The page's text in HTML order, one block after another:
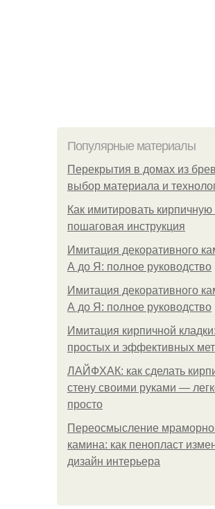
Популярные материалы
Перекрытия в домах из
выбор материала и
Как имитировать кирпичную
пошаговая инструкция
Имитация декоративного
А до Я: полное руководство
Имитация декоративного
А до Я: полное руководство
Имитация кирпичной
простых и эффективных
ЛАЙФХАК: как сделать
стену своими руками —
просто
Переосмысление
камина: как пенопласт
дизайн интерьера